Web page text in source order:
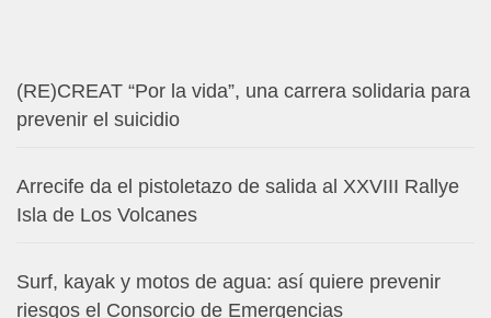
(RE)CREAT “Por la vida”, una carrera solidaria para
prevenir el suicidio
Arrecife da el pistoletazo de salida al XXVIII Rallye
Isla de Los Volcanes
Surf, kayak y motos de agua: así quiere prevenir
riesgos el Consorcio de Emergencias